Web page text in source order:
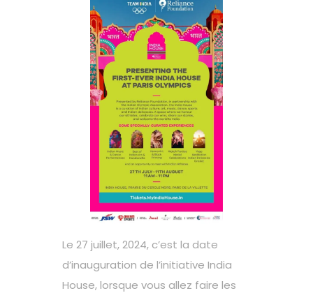
Le 27 juillet, 2024, c’est la date
d’inauguration de l’initiative India
House, lorsque vous allez faire les